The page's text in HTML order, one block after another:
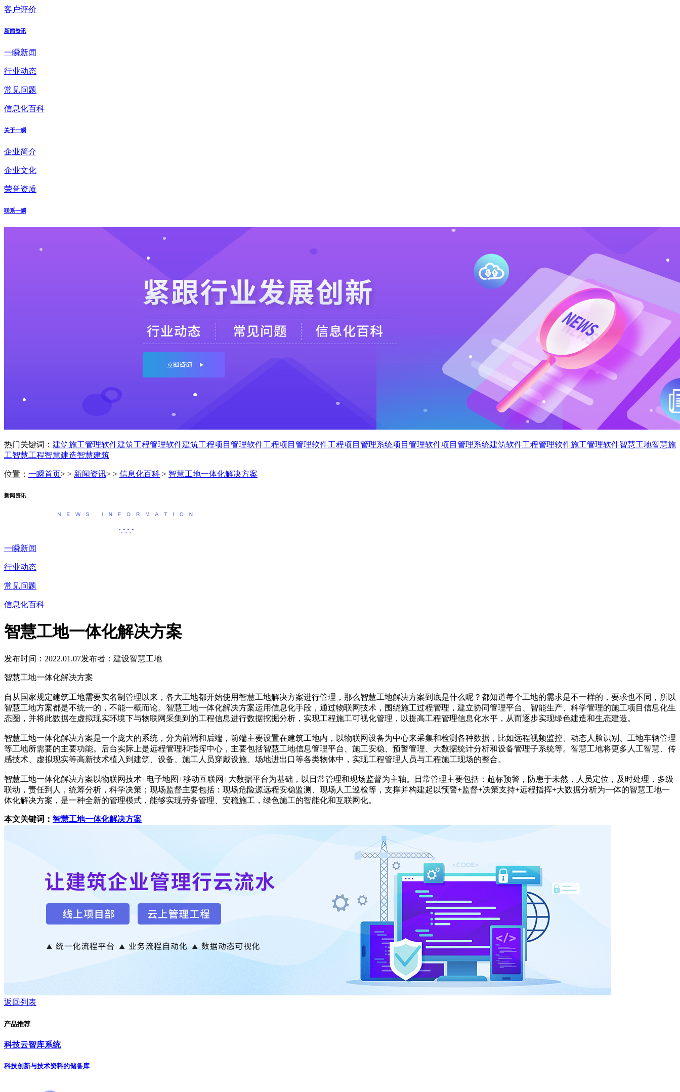
客户评价
新闻资讯
一瞬新闻
行业动态
常见问题
信息化百科
关于一瞬
企业简介
企业文化
荣誉资质
联系一瞬
热门关键词： 建筑施工管理软件建筑工程管理软件建筑工程项目管理软件工程项目管理软件工程项目管理系统项目管理软件项目管理系统建筑软件工程管理软件施工管理软件智慧工地智慧施
工智慧工程智慧建造智慧建筑
位置： 一瞬首页> > 新闻资讯> > 信息化百科 > 智慧工地一体化解决方案
新闻资讯
一瞬新闻
行业动态
常见问题
信息化百科
智慧工地一体化解决方案
发布时间：2022.01.07发布者：建设智慧工地
智慧工地一体化解决方案
自从国家规定建筑工地需要实名制管理以来，各大工地都开始使用智慧工地解决方案进行管理，那么智慧工地解决方案到底是什么呢？都知道每个工地的需求是不一样的，要求也不同，所以
智慧工地方案都是不统一的，不能一概而论。智慧工地一体化解决方案运用信息化手段，通过物联网技术，围绕施工过程管理，建立协同管理平台、智能生产、科学管理的施工项目信息化生
态圈，并将此数据在虚拟现实环境下与物联网采集到的工程信息进行数据挖掘分析，实现工程施工可视化管理，以提高工程管理信息化水平，从而逐步实现绿色建造和生态建造。
智慧工地一体化解决方案是一个庞大的系统，分为前端和后端，前端主要设置在建筑工地内，以物联网设备为中心来采集和检测各种数据，比如远程视频监控、动态人脸识别、工地车辆管理
等工地所需要的主要功能。后台实际上是远程管理和指挥中心，主要包括智慧工地信息管理平台、施工安稳、预警管理、大数据统计分析和设备管理子系统等。智慧工地将更多人工智慧、传
感技术、虚拟现实等高新技术植入到建筑、设备、施工人员穿戴设施、场地进出口等各类物体中，实现工程管理人员与工程施工现场的整合。
智慧工地一体化解决方案以物联网技术+电子地图+移动互联网+大数据平台为基础，以日常管理和现场监督为主轴。日常管理主要包括：超标预警，防患于未然，人员定位，及时处理，多级
联动，责任到人，统筹分析，科学决策；现场监督主要包括：现场危险源远程安稳监测、现场人工巡检等，支撑并构建起以预警+监督+决策支持+远程指挥+大数据分析为一体的智慧工地一
体化解决方案，是一种全新的管理模式，能够实现劳务管理、安稳施工，绿色施工的智能化和互联网化。
本文关键词： 智慧工地一体化解决方案
返回列表
产品推荐
科技云智库系统
科技创新与技术资料的储备库